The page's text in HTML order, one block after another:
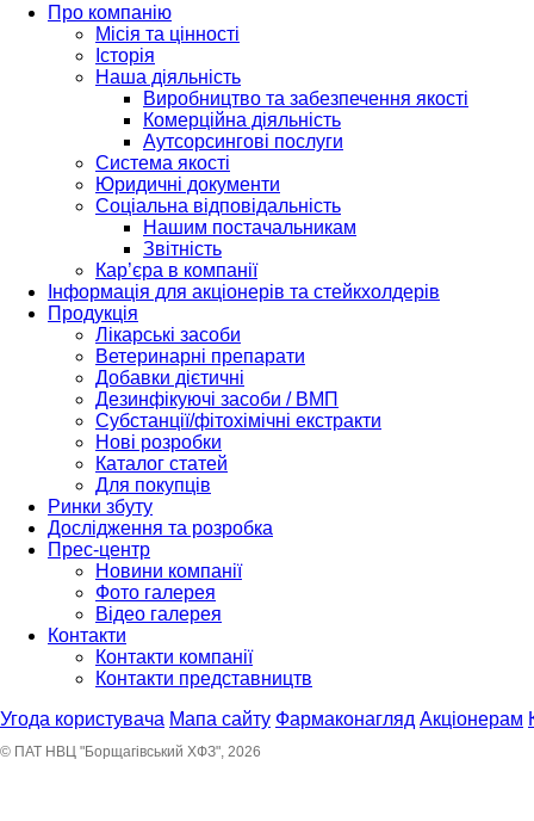
Про компанію
Місія та цінності
Історія
Наша діяльність
Виробництво та забезпечення якості
Комерційна діяльність
Аутсорсингові послуги
Система якості
Юридичні документи
Соціальна відповідальність
Нашим постачальникам
Звітність
Кар’єра в компанії
Інформація для акціонерів та стейкхолдерів
Продукція
Лікарські засоби
Ветеринарні препарати
Добавки дієтичні
Дезинфікуючі засоби / ВМП
Субстанції/фітохімічні екстракти
Нові розробки
Каталог статей
Для покупців
Ринки збуту
Дослідження та розробка
Прес-центр
Новини компанії
Фото галерея
Відео галерея
Контакти
Контакти компанії
Контакти представництв
Угода користувача Мапа сайту Фармаконагляд Акціонерам
© ПАТ НВЦ "Борщагівський ХФЗ", 2026